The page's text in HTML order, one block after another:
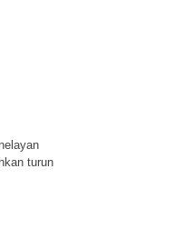
turun